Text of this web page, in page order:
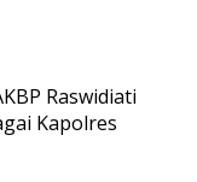
Raswidiati
Kapolres